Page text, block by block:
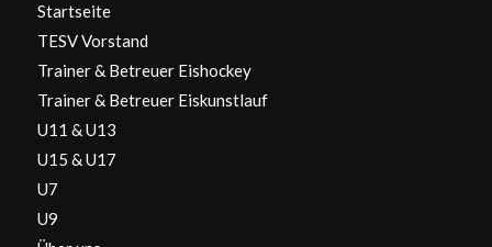
Startseite
TESV Vorstand
Trainer & Betreuer Eishockey
Trainer & Betreuer Eiskunstlauf
U11 & U13
U15 & U17
U7
U9